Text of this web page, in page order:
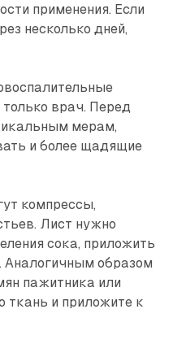
применения. Если
несколько дней,
врач. Перед
мерам,
и более щадящие
компрессы,
Лист нужно
сока, приложить
Аналогичным образом
пажитника или
ткань и приложите к